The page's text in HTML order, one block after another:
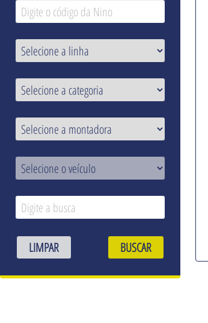
LIMPAR BUSCAR